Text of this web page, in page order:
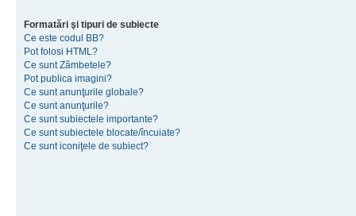
Formatări şi tipuri de subiecte
Ce este codul BB?
Pot folosi HTML?
Ce sunt Zâmbetele?
Pot publica imagini?
Ce sunt anunţurile globale?
Ce sunt anunţurile?
Ce sunt subiectele importante?
Ce sunt subiectele blocate/încuiate?
Ce sunt iconiţele de subiect?